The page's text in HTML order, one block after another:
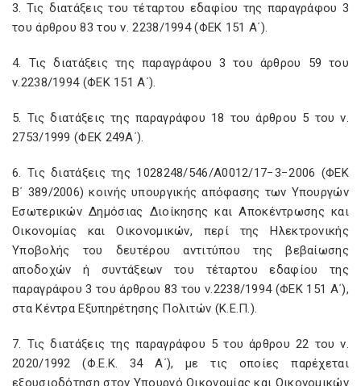
3. Τις διατάξεις του τέταρτου εδαφίου της παραγράφου 3
του άρθρου 83 του ν. 2238/1994 (ΦΕΚ 151 Α΄).
4. Τις διατάξεις της παραγράφου 3 του άρθρου 59 του
ν.2238/1994 (ΦΕΚ 151 Α΄).
5. Τις διατάξεις της παραγράφου 18 του άρθρου 5 του ν.
2753/1999 (ΦΕΚ 249Α΄).
6. Τις διατάξεις της 1028248/546/Α0012/17−3−2006 (ΦΕΚ
Β΄ 389/2006) κοινής υπουργικής απόφασης των Υπουργών
Εσωτερικών Δημόσιας Διοίκησης και Αποκέντρωσης και
Οικονομίας και Οικονομικών, περί της Ηλεκτρονικής
Υποβολής του δευτέρου αντιτύπου της βεβαίωσης
αποδοχών ή συντάξεων του τέταρτου εδαφίου της
παραγράφου 3 του άρθρου 83 του ν.2238/1994 (ΦΕΚ 151 Α΄),
στα Κέντρα Εξυπηρέτησης Πολιτών (Κ.Ε.Π.).
7. Τις διατάξεις της παραγράφου 5 του άρθρου 22 του ν.
2020/1992 (Φ.Ε.Κ. 34 Α΄), με τις οποίες παρέχεται
εξουσιοδότηση στον Υπουργό Οικονομίας και Οικονομικών